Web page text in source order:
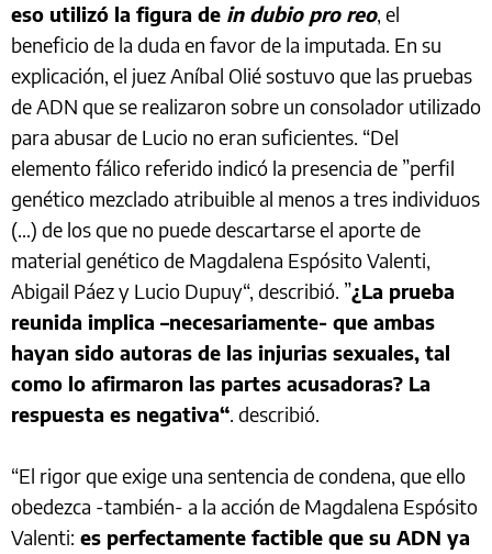
eso utilizó la figura de in dubio pro reo, el
beneficio de la duda en favor de la imputada. En su
explicación, el juez Aníbal Olié sostuvo que las pruebas
de ADN que se realizaron sobre un consolador utilizado
para abusar de Lucio no eran suficientes. “Del
elemento fálico referido indicó la presencia de ”perfil
genético mezclado atribuible al menos a tres individuos
(…) de los que no puede descartarse el aporte de
material genético de Magdalena Espósito Valenti,
Abigail Páez y Lucio Dupuy“, describió. ”¿La prueba
reunida implica –necesariamente- que ambas
hayan sido autoras de las injurias sexuales, tal
como lo afirmaron las partes acusadoras? La
respuesta es negativa“. describió.
“El rigor que exige una sentencia de condena, que ello
obedezca -también- a la acción de Magdalena Espósito
Valenti: es perfectamente factible que su ADN ya